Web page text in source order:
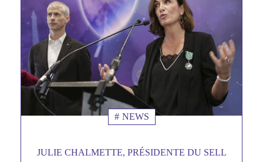
NEWS
JULIE CHALMETTE, PRÉSIDENTE DU SELL